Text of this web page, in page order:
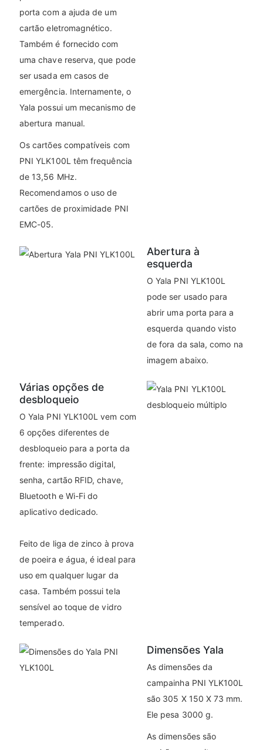
porta com a ajuda de um
cartão eletromagnético.
Também é fornecido com
uma chave reserva, que pode
ser usada em casos de
emergência. Internamente, o
Yala possui um mecanismo de
abertura manual.
Os cartões compatíveis com
PNI YLK100L têm frequência
de 13,56 MHz.
Recomendamos o uso de
cartões de proximidade PNI
EMC-05.
Abertura à
esquerda
O Yala PNI YLK100L
pode ser usado para
abrir uma porta para a
esquerda quando visto
de fora da sala, como na
imagem abaixo.
Várias opções de
desbloqueio
O Yala PNI YLK100L vem com
6 opções diferentes de
desbloqueio para a porta da
frente: impressão digital,
senha, cartão RFID, chave,
Bluetooth e Wi-Fi do
aplicativo dedicado.
Feito de liga de zinco à prova
de poeira e água, é ideal para
uso em qualquer lugar da
casa. Também possui tela
sensível ao toque de vidro
temperado.
Dimensões Yala
As dimensões da
campainha PNI YLK100L
são 305 X 150 X 73 mm.
Ele pesa 3000 g.
As dimensões são